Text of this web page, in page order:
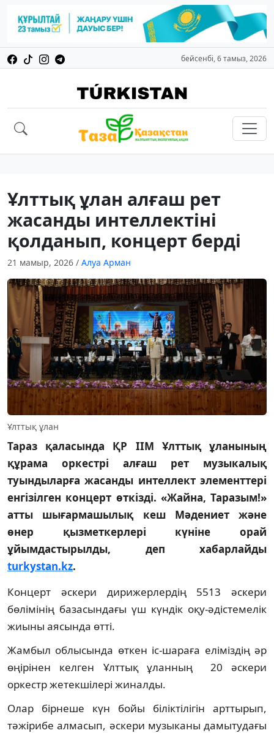
бейсенбі, 6 тамыз, 2026
Ұлттық ұлан алғаш рет
жасанды интеллектіні
қолданып, концерт берді
21 мамыр, 2026 / Алуа Арман
Ұлттық ұлан
Тараз қаласында ҚР ІІМ Ұлттық ұланының
құрама оркестрі алғаш рет музыкалық
туындыларға жасанды интеллект элементтері
енгізілген концерт өткізді. «Жайна, Таразым!»
атты шығармашылық кеш Мәдениет және
өнер қызметкерлері күніне орай
ұйымдастырылды, деп хабарлайды
turkystan.kz.
Концерт әскери дирижерлердің 5513 әскери
бөлімінің базасындағы үш күндік оқу-әдістемелік
жиыны аясында өтті.
Жамбыл облысында өткен іс-шараға еліміздің әр
өңірінен келген Ұлттық ұланның 20 әскери
оркестр жетекшілері жиналды.
Олар бірнеше күн бойы біліктілігін арттырып,
тәжірибе алмасып, әскери музыканы дамытудағы